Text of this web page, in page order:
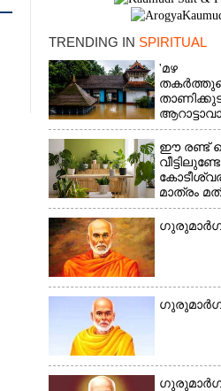
TRENDING IN SPIRITUAL
'മഴ
അപൂർവ്വ
ഈ രണ്ട്
മാത്രം
×